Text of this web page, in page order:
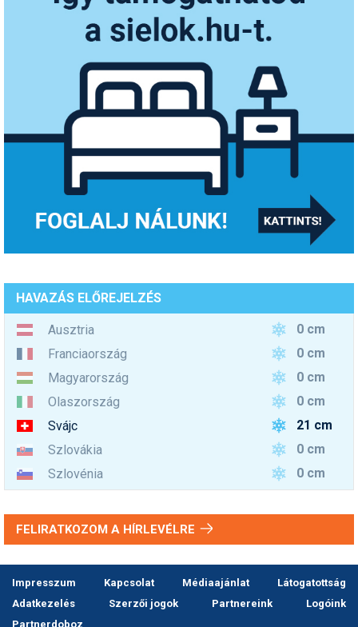
HAVAZÁS ELŐREJELZÉS
Ausztria
0 cm
Franciaország
0 cm
Magyarország
0 cm
Olaszország
0 cm
Svájc
21 cm
Szlovákia
0 cm
Szlovénia
0 cm
FELIRATKOZOM A HÍRLEVÉLRE
Impresszum Kapcsolat Médiaajánlat
Látogatottság
Adatkezelés
Szerzői jogok Partnereink
Logóink
Partnerdoboz